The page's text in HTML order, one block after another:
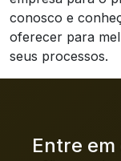
conosco e
oferecer para
seus processos.
Entre